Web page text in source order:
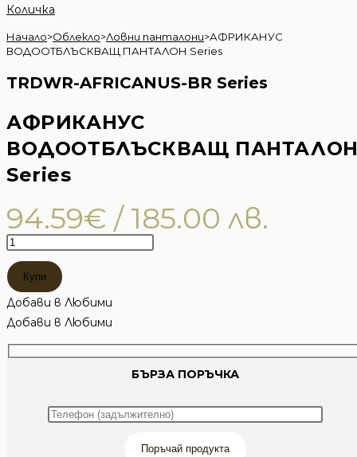
Количка
Начало>Облекло>Ловни панталони>АФРИКАНУС
ВОДООТБЛЪСКВАЩ ПАНТАЛОН Series
TRDWR-AFRICANUS-BR Series
АФРИКАНУС
ВОДООТБЛЪСКВАЩ
Series
94.59€ / 185.00 лв.
количество
за
АФРИКАНУС
ВОДООТБЛЪСКВАЩ
ПАНТАЛОН
Series
Купи
Добави в Любими
Добави в Любими
БЪРЗА ПОРЪЧКА
Поръчай продукта